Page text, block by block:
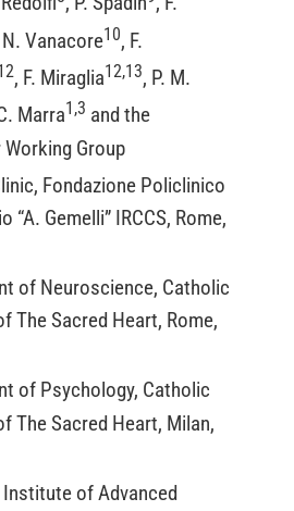
Vanacore10, F.
, F. Miraglia12,13, P. M.
Marra1,3 and the
Group
Fondazione Policlinico
“A. Gemelli” IRCCS, Rome,
of Neuroscience, Catholic
The Sacred Heart, Rome,
of Psychology, Catholic
The Sacred Heart, Milan,
of Advanced